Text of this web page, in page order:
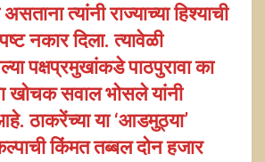
त्यांनी राज्याच्या हिश्याची
नकार दिला. त्यावेळी
पक्षप्रमुखांकडे पाठपुरावा का
खोचक सवाल भोसले यांनी
ठाकरेंच्या या ‘आडमुठ्या’
किंमत तब्बल दोन हजार